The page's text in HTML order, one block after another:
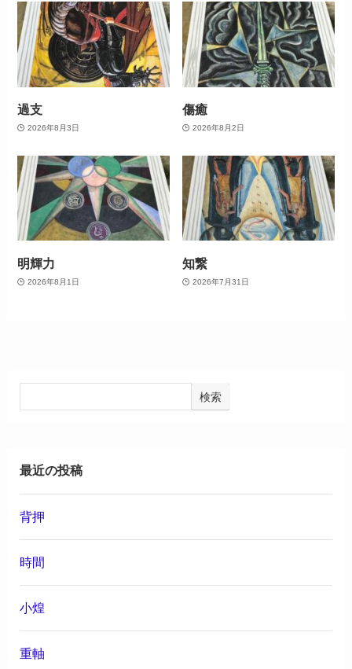
過支
2026年8月3日
傷癒
2026年8月2日
明輝力
2026年8月1日
知繋
2026年7月31日
検索
最近の投稿
背押
時間
小煌
重軸